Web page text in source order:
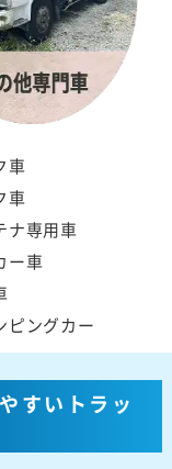
車
車
ナ専用車
ー車
ピングカー
すいトラッ